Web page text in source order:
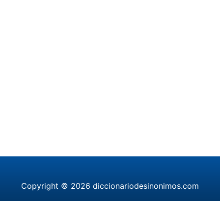
Copyright © 2026 diccionariodesinonimos.com